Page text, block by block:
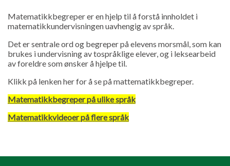
Matematikkbegreper er en hjelp til å forstå innholdet i
matematikkundervisningen uavhengig av språk.
Det er sentrale ord og begreper på elevens morsmål, som kan
brukes i undervisning av tospråklige elever, og i leksearbeid
av foreldre som ønsker å hjelpe til.
Klikk på lenken her for å se på mattematikkbegreper.
Matematikkbegreper på ulike språk
Matematikkvideoer på flere språk